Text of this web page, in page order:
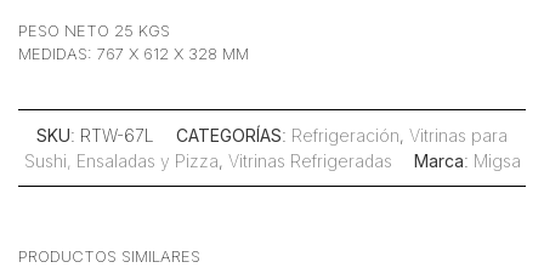
PESO NETO 25 KGS
MEDIDAS: 767 X 612 X 328 MM
SKU: RTW-67L CATEGORÍAS: Refrigeración, Vitrinas para
Sushi, Ensaladas y Pizza, Vitrinas Refrigeradas Marca: Migsa
PRODUCTOS SIMILARES